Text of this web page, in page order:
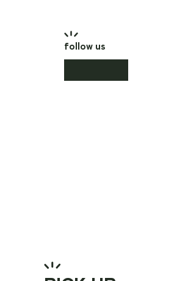
follow us